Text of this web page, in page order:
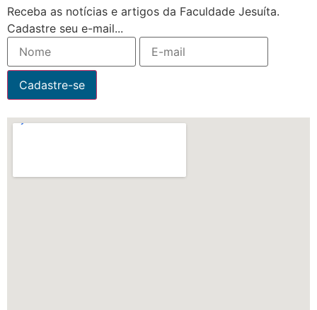
Receba as notícias e artigos da Faculdade Jesuíta.
Cadastre seu e-mail...